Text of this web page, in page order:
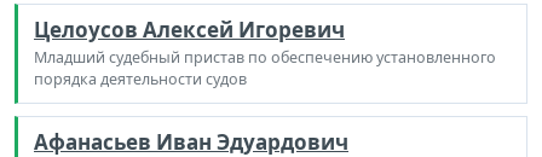
Целоусов Алексей Игоревич
Младший судебный пристав по обеспечению установленного
порядка деятельности судов
Афанасьев Иван Эдуардович